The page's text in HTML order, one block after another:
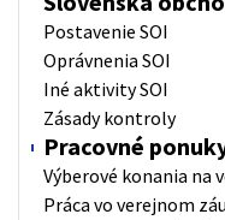
Postavenie SOI
Oprávnenia SOI
Iné aktivity SOI
Zásady kontroly
Pracovné
Výberové konania na
Práca vo verejnom